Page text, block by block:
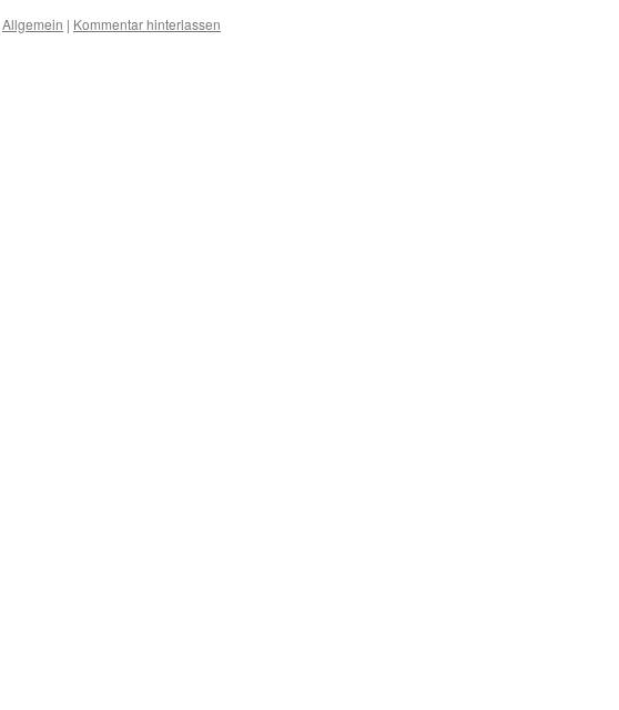
Allgemein | Kommentar hinterlassen